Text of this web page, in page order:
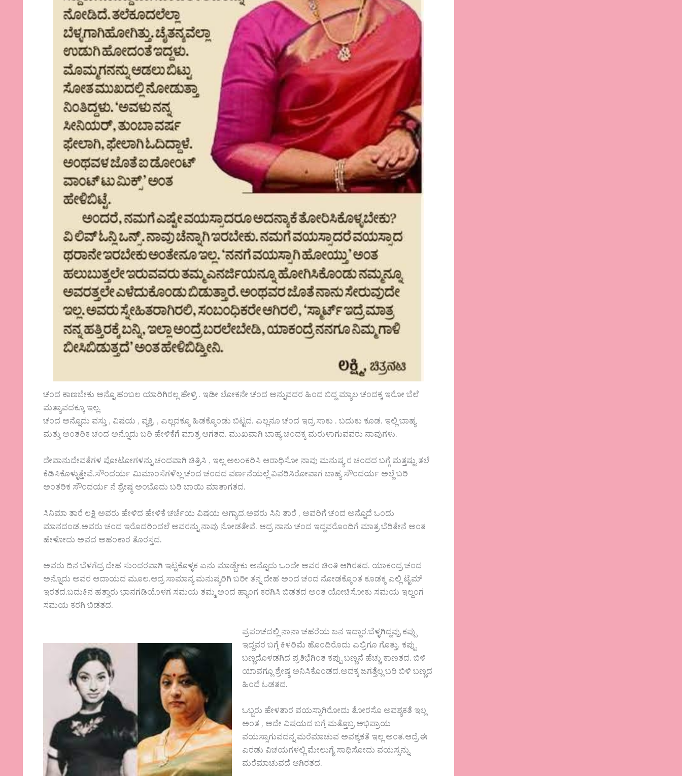
ಚಂದ ಕಾಣಬೇಕು ಅನ್ನೊ ಹಂಬಲ ಯಾರಿಗಿರಲ್ಲ ಹೇಳ್ರಿ . ಇಡೀ ಲೋಕನೇ ಚಂದ ಅನ್ನುವದರ ಹಿಂದ ಬಿದ್ದ ಮ್ಯಾಲ ಚಂದಕ್ಕ ಇರೋ ಬೆಲೆ
ಮತ್ಯಾವದಕ್ಕೂ ಇಲ್ಲ.
ಚಂದ ಅನ್ನೊದು ವಸ್ತು , ವಿಷಯ , ವ್ಯಕ್ತಿ, , ಎಲ್ಲದಕ್ಕೂ ಹಿಡಕ್ಕೊಂಡು ಬಿಟ್ಟದ. ಎಲ್ಲನೂ ಚಂದ ಇದ್ರ ಸಾಕು . ಬದುಕು ಕೂಡ. ಇಲ್ಲಿ ಬಾಹ್ಯ
ಮತ್ತು ಅಂತರಿಕ ಚಂದ ಅನ್ನೊದು ಬರಿ ಹೇಳಿಕೆಗೆ ಮಾತ್ರ ಆಗತದ. ಮುಖವಾಗಿ ಬಾಹ್ಯ ಚಂದಕ್ಕ ಮರುಳಾಗುವವರು ನಾವುಗಳು.
ದೇವಾನುದೇವತೆಗಳ ಪೋಟೋಗಳನ್ನು ಚಂದವಾಗಿ ಚಿತ್ರಿಸಿ , ಇಲ್ಲ ಅಲಂಕರಿಸಿ ಆರಾಧಿಸೋ ನಾವು ಮನುಷ್ಯ ರ ಚಂದದ ಬಗ್ಗೆ ಮತ್ತಷ್ಟು ತಲೆ
ಕೆಡಿಸಿಕೊಳ್ಳುತ್ತೇವೆ.ಸೌಂದರ್ಯ ಮಿಮಾಂಸೆಗಳೆಲ್ಲ ಚಂದ ಚಂದದ ವರ್ಣನೆಯಲ್ಲೆ ವಿವರಿಸಿರೋವಾಗ ಬಾಹ್ಯ ಸೌಂದರ್ಯ ಅಲ್ದೆ ಬರಿ
ಅಂತರಿಕ ಸೌಂದರ್ಯ ನೆ ಶ್ರೇಷ್ಠ ಅಂಬೊದು ಬರಿ ಬಾಯಿ ಮಾತಾಗತದ.
ಸಿನಿಮಾ ತಾರೆ ಲಕ್ಷಿ ಅವರು ಹೇಳಿದ ಹೇಳಿಕೆ ಚರ್ಚೆಯ ವಿಷಯ ಆಗ್ಯಾದ.ಅವರು ಸಿನಿ ತಾರೆ , ಅವರಿಗೆ ಚಂದ ಅನ್ನೊದೆ ಒಂದು
ಮಾನದಂಡ.ಅವರು ಚಂದ ಇರೊದರಿಂದಲೆ ಅವರನ್ನು ನಾವು ನೋಡತೇವೆ. ಆದ್ರ ನಾನು ಚಂದ ಇದ್ದವರೊಂದಿಗೆ ಮಾತ್ರ ಬೆರಿತೇನೆ ಅಂತ
ಹೇಳೋದು ಅವದ ಅಹಂಕಾರ ತೊರಸ್ತದ.
ಅವರು ದಿನ ಬೆಳಗೆದ್ರ ದೇಹ ಸುಂದರವಾಗಿ ಇಟ್ಟಕೊಳ್ಳಕ ಏನು ಮಾಡ್ಬೇಕು ಅನ್ನೊದು ಒಂದೇ ಅವರ ಚಿಂತಿ ಆಗಿರತದ. ಯಾಕಂದ್ರ ಚಂದ
ಅನ್ನೊದು ಅವರ ಆದಾಯದ ಮೂಲ.ಆದ್ರ ಸಾಮಾನ್ಯ ಮನುಷ್ಯರಿಗಿ ಬರೀ ತನ್ನ ದೇಹ ಅಂದ ಚಂದ ನೋಡಕ್ಕೊಂತ ಕೂಡಕ್ಕ ಎಲ್ಲಿ ಟೈಮ್
ಇರತದ.ಬದುಕಿನ ಹತ್ತಾರು ಭಾನಗಡಿಯೊಳಗ ಸಮಯ ತಮ್ಮ ಅಂದ ಹ್ಯಾಂಗ ಕರಗಿಸಿ ಬಿಡತದ ಅಂತ ಯೋಚಿಸೋಕು ಸಮಯ ಇಲ್ದಂಗ
ಸಮಯ ಕರಗಿ ಬಿಡತದ.
ಪ್ರಪಂಚದಲ್ಲಿ ನಾನಾ ಚಹರೆಯ ಜನ ಇದ್ದಾರ.ಬೆಳ್ಳಗಿದ್ದವ್ರು ಕಪ್ಪು
ಇದ್ದವರ ಬಗ್ಗೆ ಕಿಳರಿಮೆ ಹೊಂದಿರೊದು ಎಲ್ರಿಗೂ ಗೊತ್ತು. ಕಪ್ಪು
ಬಣ್ಣದೊಳಡಗಿದ ಪ್ರತಿಭೆಗಿಂತ ಕಪ್ಪು ಬಣ್ಣನೆ ಹೆಚ್ಚು ಕಾಣತದ. ಬಿಳಿ
ಯಾವಗ್ಲೂ ಶ್ರೇಷ್ಠ ಅನಿಸಿಕೊಂಡದ.ಅದಕ್ಕ ಜಗತ್ತೆಲ್ಲ ಬರಿ ಬಿಳಿ ಬಣ್ಣದ
ಹಿಂದೆ ಓಡತದ.
ಒಬ್ಬರು ಹೇಳತಾರ ವಯಸ್ಸಾಗಿರೋದು ತೋರಸೊ ಅವಶ್ಯಕತೆ ಇಲ್ಲ
ಅಂತ , ಅದೇ ವಿಷಯದ ಬಗ್ಗೆ ಮತ್ತೊಬ್ರ ಅಭಿಪ್ರಾಯ
ವಯಸ್ಸಾಗುವದನ್ನ ಮರೆಮಾಚುವ ಅವಶ್ಯಕತೆ ಇಲ್ಲ ಅಂತ.ಆದ್ರೆ ಈ
ಎರಡು ವಿಚಯಗಳಲ್ಲಿ ಮೇಲುಗೈ ಸಾಧಿಸೋದು ವಯಸ್ಸನ್ನು
ಮರೆಮಾಚುವದೆ ಆಗಿರತದ.